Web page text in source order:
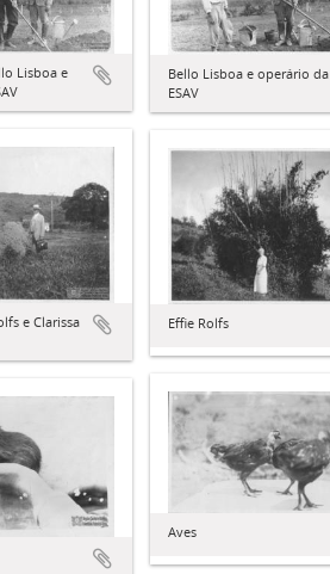
Lisboa e
Bello Lisboa e operário da
ESAV
e Clarissa
Effie Rolfs
Aves